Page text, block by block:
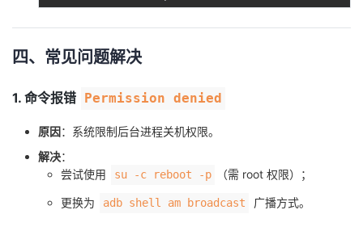
四、常见问题解决
1. 命令报错 Permission denied
原因：系统限制后台进程关机权限。
解决：
尝试使用
su -c reboot -p （需 root 权限）；
更换为 adb shell am broadcast 广播方式。